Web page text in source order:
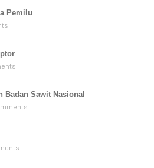
Pemilu
Badan Sawit Nasional